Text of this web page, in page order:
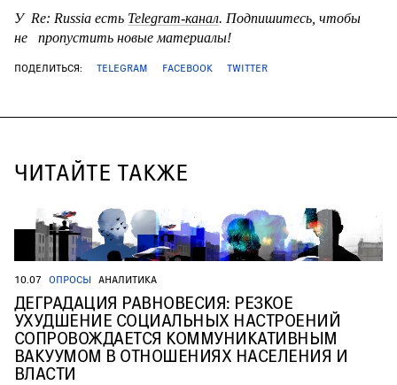
У Re: Russia есть Telegram-канал. Подпишитесь, чтобы
не пропустить новые материалы!
ПОДЕЛИТЬСЯ: TELEGRAM FACEBOOK TWITTER
ЧИТАЙТЕ ТАКЖЕ
10.07 ОПРОСЫ АНАЛИТИКА
ДЕГРАДАЦИЯ РАВНОВЕСИЯ: РЕЗКОЕ
УХУДШЕНИЕ СОЦИАЛЬНЫХ НАСТРОЕНИЙ
СОПРОВОЖДАЕТСЯ КОММУНИКАТИВНЫМ
ВАКУУМОМ В ОТНОШЕНИЯХ НАСЕЛЕНИЯ И
ВЛАСТИ